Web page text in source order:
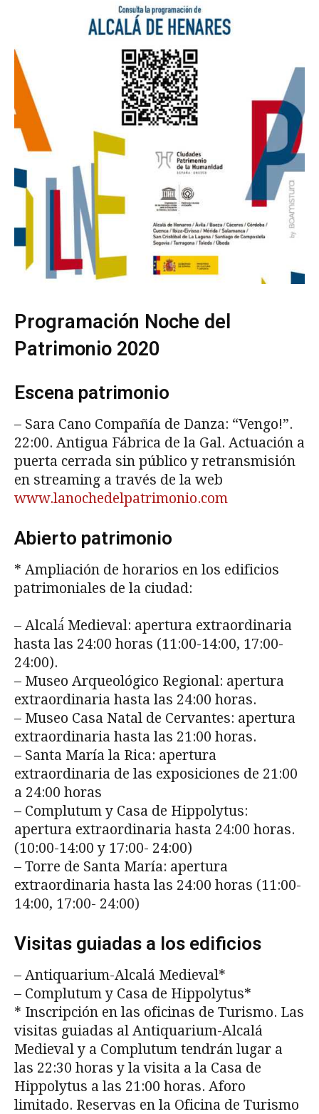
Programación Noche del
Patrimonio 2020
Escena patrimonio
– Sara Cano Compañía de Danza: “Vengo!”.
22:00. Antigua Fábrica de la Gal. Actuación a
puerta cerrada sin público y retransmisión
en streaming a través de la web
www.lanochedelpatrimonio.com
Abierto patrimonio
* Ampliación de horarios en los edificios
patrimoniales de la ciudad:
– Alcalá́ Medieval: apertura extraordinaria
hasta las 24:00 horas (11:00-14:00, 17:00-
24:00).
– Museo Arqueológico Regional: apertura
extraordinaria hasta las 24:00 horas.
– Museo Casa Natal de Cervantes: apertura
extraordinaria hasta las 21:00 horas.
– Santa María la Rica: apertura
extraordinaria de las exposiciones de 21:00
a 24:00 horas
– Complutum y Casa de Hippolytus:
apertura extraordinaria hasta 24:00 horas.
(10:00-14:00 y 17:00- 24:00)
– Torre de Santa María: apertura
extraordinaria hasta las 24:00 horas (11:00-
14:00, 17:00- 24:00)
Visitas guiadas a los edificios
– Antiquarium-Alcalá Medieval*
– Complutum y Casa de Hippolytus*
* Inscripción en las oficinas de Turismo. Las
visitas guiadas al Antiquarium-Alcalá
Medieval y a Complutum tendrán lugar a
las 22:30 horas y la visita a la Casa de
Hippolytus a las 21:00 horas. Aforo
limitado. Reservas en la Oficina de Turismo